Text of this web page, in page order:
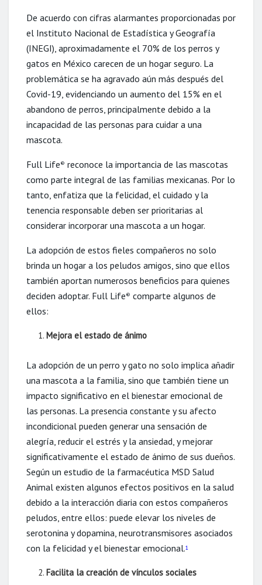
De acuerdo con cifras alarmantes proporcionadas por
el Instituto Nacional de Estadística y Geografía
(INEGI), aproximadamente el 70% de los perros y
gatos en México carecen de un hogar seguro. La
problemática se ha agravado aún más después del
Covid-19, evidenciando un aumento del 15% en el
abandono de perros, principalmente debido a la
incapacidad de las personas para cuidar a una
mascota.
Full Life® reconoce la importancia de las mascotas
como parte integral de las familias mexicanas. Por lo
tanto, enfatiza que la felicidad, el cuidado y la
tenencia responsable deben ser prioritarias al
considerar incorporar una mascota a un hogar.
La adopción de estos fieles compañeros no solo
brinda un hogar a los peludos amigos, sino que ellos
también aportan numerosos beneficios para quienes
deciden adoptar. Full Life® comparte algunos de
ellos:
Mejora el estado de ánimo
La adopción de un perro y gato no solo implica añadir
una mascota a la familia, sino que también tiene un
impacto significativo en el bienestar emocional de
las personas. La presencia constante y su afecto
incondicional pueden generar una sensación de
alegría, reducir el estrés y la ansiedad, y mejorar
significativamente el estado de ánimo de sus dueños.
Según un estudio de la farmacéutica MSD Salud
Animal existen algunos efectos positivos en la salud
debido a la interacción diaria con estos compañeros
peludos, entre ellos: puede elevar los niveles de
serotonina y dopamina, neurotransmisores asociados
con la felicidad y el bienestar emocional.1
Facilita la creación de vínculos sociales